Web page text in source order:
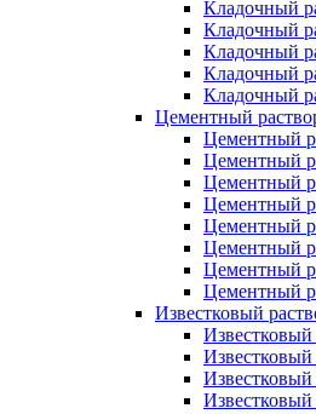
Кладочный
Кладочный
Кладочный
Кладочный
Кладочный
Цементный
Цементный
Цементный
Цементный
Цементный
Цементный
Цементный
Цементный
Цементный
Известковый